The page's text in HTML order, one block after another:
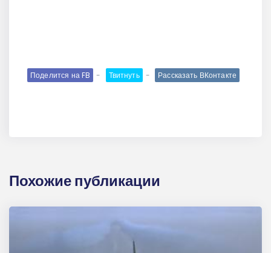
Поделится на FB Твитнуть Рассказать ВКонтакте
Похожие публикации